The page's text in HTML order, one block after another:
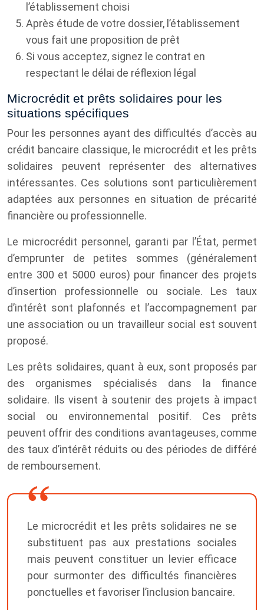
l’établissement choisi
Après étude de votre dossier, l’établissement
vous fait une proposition de prêt
Si vous acceptez, signez le contrat en
respectant le délai de réflexion légal
Microcrédit et prêts solidaires pour les
situations spécifiques
Pour les personnes ayant des difficultés d’accès au
crédit bancaire classique, le microcrédit et les prêts
solidaires peuvent représenter des alternatives
intéressantes. Ces solutions sont particulièrement
adaptées aux personnes en situation de précarité
financière ou professionnelle.
Le microcrédit personnel, garanti par l’État, permet
d’emprunter de petites sommes (généralement
entre 300 et 5000 euros) pour financer des projets
d’insertion professionnelle ou sociale. Les taux
d’intérêt sont plafonnés et l’accompagnement par
une association ou un travailleur social est souvent
proposé.
Les prêts solidaires, quant à eux, sont proposés par
des organismes spécialisés dans la finance
solidaire. Ils visent à soutenir des projets à impact
social ou environnemental positif. Ces prêts
peuvent offrir des conditions avantageuses, comme
des taux d’intérêt réduits ou des périodes de différé
de remboursement.
Le microcrédit et les prêts solidaires ne se
substituent pas aux prestations sociales
mais peuvent constituer un levier efficace
pour surmonter des difficultés financières
ponctuelles et favoriser l’inclusion bancaire.